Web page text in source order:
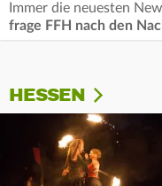
Immer die neuesten
frage FFH nach den
HESSEN